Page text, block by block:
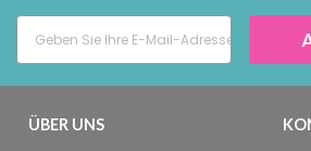
ÜBER UNS